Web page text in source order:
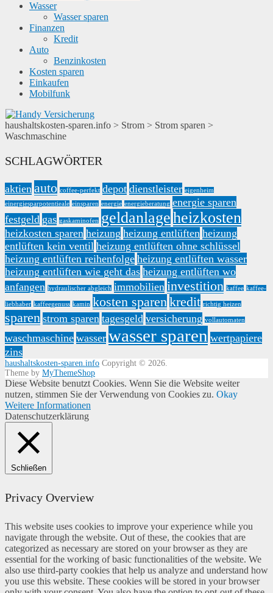
Wasser
Wasser sparen
Finanzen
Kredit
Auto
Benzinkosten
Kosten sparen
Einkaufen
Mobilfunk
haushaltskosten-sparen.info > Strom > Strom sparen >
Waschmaschine
SCHLAGWÖRTER
aktien auto coffee-perfekt depot dienstleister eigenheim
einergiesparpotentieale einsparen energie energieberatung energie sparen
festgeld gas gaskaminofen geldanlageheizkosten
heizkosten sparen heizung heizung entlüften heizung
entlüften kein ventil heizung entlüften ohne schlüssel
heizung entlüften reihenfolge heizung entlüften wasser
heizung entlüften wie geht das heizung entlüften wo
anfangen hydraulischer abgleich immobilien investition kaffee kaffee-
liebhaber kaffeegenuss kamin kosten sparenkredit richtig heizen
sparen strom sparen tagesgeld versicherung vollautomaten
waschmaschine wasser wasser sparen wertpapiere
zins
haushaltskosten-sparen.info Copyright © 2026.
Theme by MyThemeShop
Diese Website benutzt Cookies. Wenn Sie die Website weiter
nutzen, stimmen Sie der Verwendung von Cookies zu. Okay
Weitere Informationen
Datenschutzerklärung
Schließen
Privacy Overview
This website uses cookies to improve your experience while you
navigate through the website. Out of these, the cookies that are
categorized as necessary are stored on your browser as they are
essential for the working of basic functionalities of the website. We
also use third-party cookies that help us analyze and understand how
you use this website. These cookies will be stored in your browser